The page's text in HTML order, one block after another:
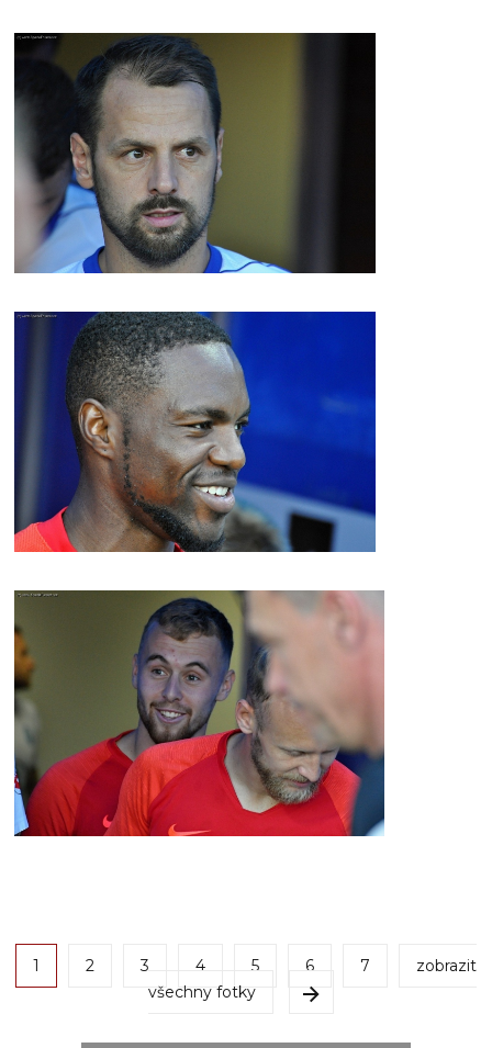
1 2 3 4 5 6 7
zobrazit
všechny fotky